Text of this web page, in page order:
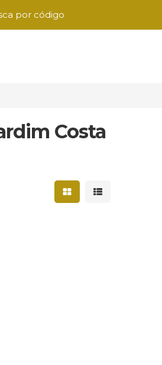
Costa
Mostrar resultados
Mostrar